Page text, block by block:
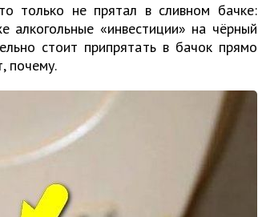
только не прятал в сливном бачке:
алкогольные «инвестиции» на чёрный
стоит припрятать в бачок прямо
почему.